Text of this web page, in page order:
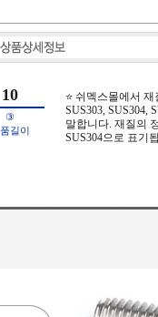
10
③
길이
⭐ 쉬멕스몰에서 재
SUS303, SUS304,
말합니다. 재질의
SUS304으로 표기